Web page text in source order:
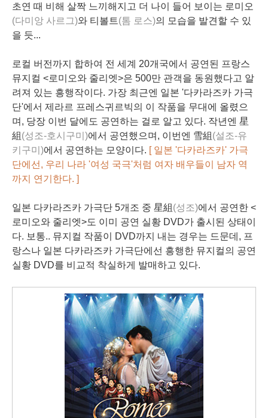
초연 때 비해 살짝 느끼해지고 더 나이 들어 보이는 로미오
(다미앙 사르그)와 티볼트(톰 로스)의 모습을 발견할 수 있
을 듯...
로컬 버전까지 합하여 전 세계 20개국에서 공연된 프랑스
뮤지컬 <로미오와 줄리엣>은 500만 관객을 동원했다고 알
려져 있는 흥행작이다. 가장 최근엔 일본 '다카라즈카 가극
단'에서 제라르 프레스귀르빅의 이 작품을 무대에 올렸으
며, 당장 이번 달에도 공연하는 걸로 알고 있다. 작년엔 星
組 (성조-호시구미)에서 공연했으며, 이번엔 雪組 (설조-유
키구미)에서 공연하는 모양이다. [ 일본 '다카라즈카' 가극
단에선, 우리 나라 '여성 국극'처럼 여자 배우들이 남자 역
까지 연기한다. ]
일본 다카라즈카 가극단 5개조 중 星組 (성조)에서 공연한 <
로미오와 줄리엣>도 이미 공연 실황 DVD가 출시된 상태이
다. 보통.. 뮤지컬 작품이 DVD까지 내는 경우는 드문데, 프
랑스나 일본 다카라즈카 가극단에선 흥행한 뮤지컬의 공연
실황 DVD를 비교적 착실하게 발매하고 있다.